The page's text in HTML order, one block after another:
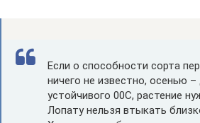
Если о способности сорта
ничего не известно, осенью –
устойчивого 00С, растение
Лопату нельзя втыкать